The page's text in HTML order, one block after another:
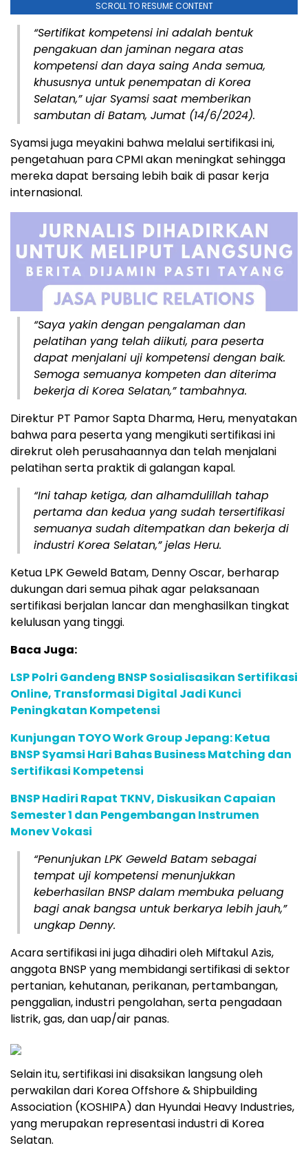
SCROLL TO RESUME CONTENT
“Sertifikat kompetensi ini adalah bentuk
pengakuan dan jaminan negara atas
kompetensi dan daya saing Anda semua,
khususnya untuk penempatan di Korea
Selatan,” ujar Syamsi saat memberikan
sambutan di Batam, Jumat (14/6/2024).
Syamsi juga meyakini bahwa melalui sertifikasi ini,
pengetahuan para CPMI akan meningkat sehingga
mereka dapat bersaing lebih baik di pasar kerja
internasional.
“Saya yakin dengan pengalaman dan
pelatihan yang telah diikuti, para peserta
dapat menjalani uji kompetensi dengan baik.
Semoga semuanya kompeten dan diterima
bekerja di Korea Selatan,” tambahnya.
Direktur PT Pamor Sapta Dharma, Heru, menyatakan
bahwa para peserta yang mengikuti sertifikasi ini
direkrut oleh perusahaannya dan telah menjalani
pelatihan serta praktik di galangan kapal.
“Ini tahap ketiga, dan alhamdulillah tahap
pertama dan kedua yang sudah tersertifikasi
semuanya sudah ditempatkan dan bekerja di
industri Korea Selatan,” jelas Heru.
Ketua LPK Geweld Batam, Denny Oscar, berharap
dukungan dari semua pihak agar pelaksanaan
sertifikasi berjalan lancar dan menghasilkan tingkat
kelulusan yang tinggi.
Baca Juga:
LSP Polri Gandeng BNSP Sosialisasikan Sertifikasi
Online, Transformasi Digital Jadi Kunci
Peningkatan Kompetensi
Kunjungan TOYO Work Group Jepang: Ketua
BNSP Syamsi Hari Bahas Business Matching dan
Sertifikasi Kompetensi
BNSP Hadiri Rapat TKNV, Diskusikan Capaian
Semester 1 dan Pengembangan Instrumen
Monev Vokasi
“Penunjukan LPK Geweld Batam sebagai
tempat uji kompetensi menunjukkan
keberhasilan BNSP dalam membuka peluang
bagi anak bangsa untuk berkarya lebih jauh,”
ungkap Denny.
Acara sertifikasi ini juga dihadiri oleh Miftakul Azis,
anggota BNSP yang membidangi sertifikasi di sektor
pertanian, kehutanan, perikanan, pertambangan,
penggalian, industri pengolahan, serta pengadaan
listrik, gas, dan uap/air panas.
Selain itu, sertifikasi ini disaksikan langsung oleh
perwakilan dari Korea Offshore & Shipbuilding
Association (KOSHIPA) dan Hyundai Heavy Industries,
yang merupakan representasi industri di Korea
Selatan.